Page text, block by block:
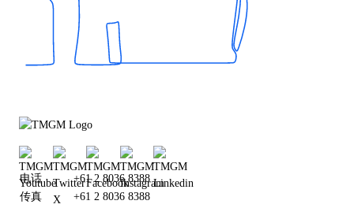
电话
+61 2 8036 8388
传真
+61 2 8036 8388